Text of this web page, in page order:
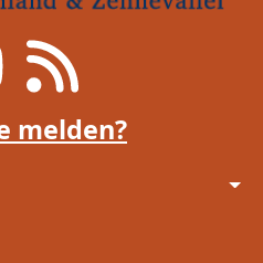
melden?